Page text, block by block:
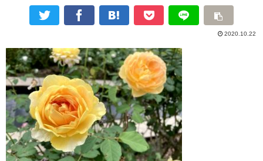
2020.10.22